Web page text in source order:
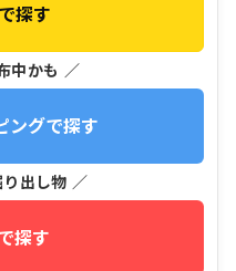
探す
中かも ／
ングで探す
出し物 ／
探す